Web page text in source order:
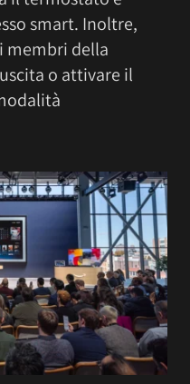
smart. Inoltre,
membri della
o attivare il